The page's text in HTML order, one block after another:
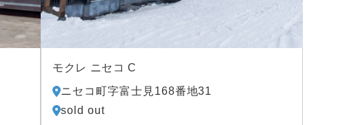
モクレ ニセコ C
ニセコ町字富士見168番地31
sold out